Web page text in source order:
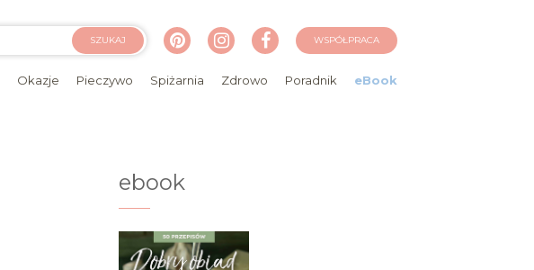
SZUKAJ WSPÓŁPRACA
Okazje Pieczywo Spiżarnia Zdrowo Poradnik eBook
ebook